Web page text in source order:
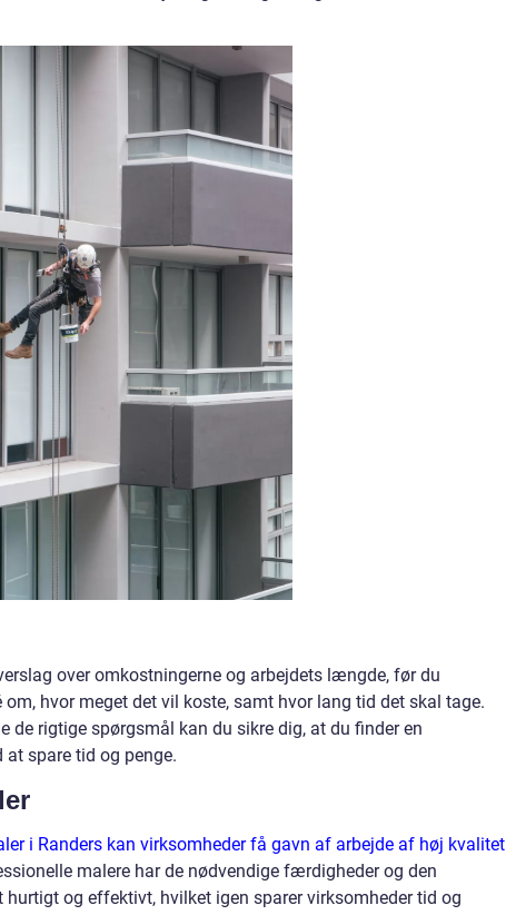
over omkostningerne og arbejdets længde, før du
hvor meget det vil koste, samt hvor lang tid det skal tage.
de rigtige spørgsmål kan du sikre dig, at du finder en
spare tid og penge.
i Randers kan virksomheder få gavn af arbejde af høj kvalitet
malere har de nødvendige færdigheder og den
og effektivt, hvilket igen sparer virksomheder tid og